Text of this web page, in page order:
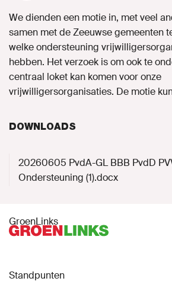
We dienden een motie in, met veel
samen met de Zeeuwse gemeenten
welke ondersteuning
hebben. Het verzoek is om ook te
centraal loket kan komen voor onze
vrijwilligersorganisaties. De motie
DOWNLOADS
20260605 PvdA-GL BBB PvdD
Ondersteuning (1).docx
GroenLinks
Standpunten